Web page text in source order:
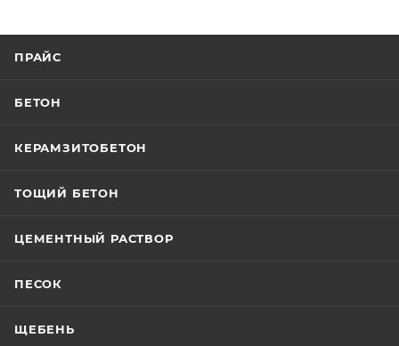
ПРАЙС
БЕТОН
КЕРАМЗИТОБЕТОН
ТОЩИЙ БЕТОН
ЦЕМЕНТНЫЙ РАСТВОР
ПЕСОК
ЩЕБЕНЬ